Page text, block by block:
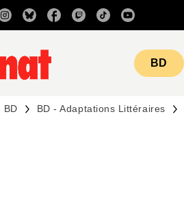
RECHERCHE CONTENU
BD
BD BD - Adaptations Littéraires